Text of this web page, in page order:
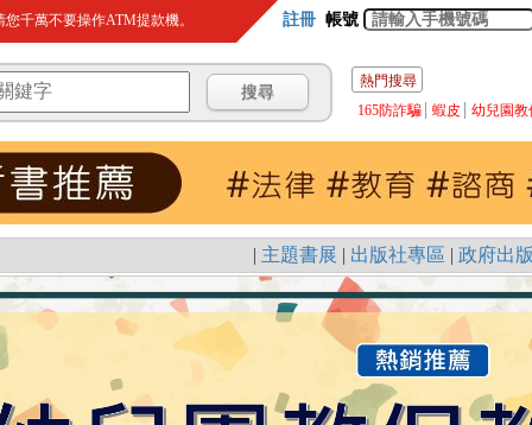
千萬不要操作ATM提款機。 註冊 帳號
熱門搜尋
165防詐騙
蝦皮 幼兒園教
| 主題書展 | 出版社專區 | 政府出